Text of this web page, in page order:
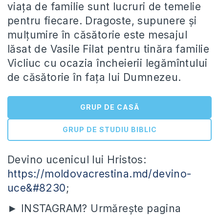
viața de familie sunt lucruri de temelie
pentru fiecare. Dragoste, supunere și
mulțumire în căsătorie este mesajul
lăsat de Vasile Filat pentru tinăra familie
Vicliuc cu ocazia încheierii legămîntului
de căsătorie în fața lui Dumnezeu.
GRUP DE CASĂ
GRUP DE STUDIU BIBLIC
Devino ucenicul lui Hristos:
https://moldovacrestina.md/devino-
uce&#8230;
► INSTAGRAM? Urmărește pagina